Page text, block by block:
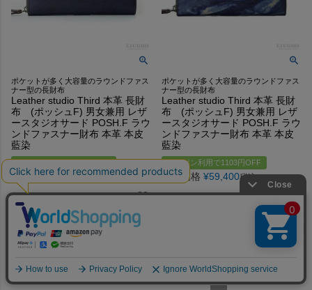
ポケットが多く大容量のラウンドファス
ナー型の長財布
Leather studio Third 本革 長財
布 (ポッシュF) 男女兼用 レザ
ースタジオサード POSH.F ラウ
ンドファスナー財布 本革 本皮
藍染
クーポン利用で1103円OFF
販売価格 ¥59,400税込
ポケットが多く大容量のラウンドファス
ナー型の長財布
Leather studio Third 本革 長財
布 (ポッシュF) 男女兼用 レザ
ースタジオサード POSH.F ラウ
ンドファスナー財布 本革 本皮
藍染
クーポン利用で1103円OFF
販売価格 ¥59,400税込
並び替え 価格が安い順 レビュー順
1020件中 1-60